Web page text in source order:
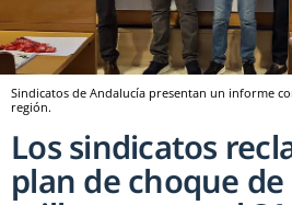
Sindicatos de Andalucía presentan un informe
región.
Los sindicatos
plan de choque de